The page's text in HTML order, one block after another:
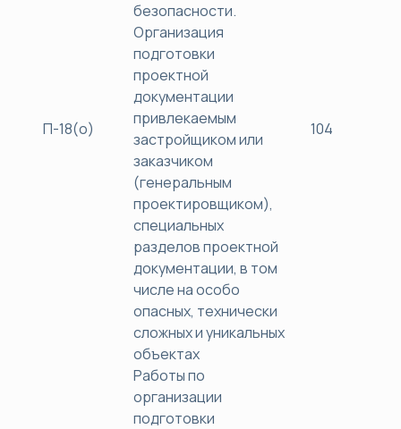
П-18(о)
безопасности.
Организация
подготовки
проектной
документации
привлекаемым
застройщиком или
заказчиком
(генеральным
проектировщиком),
специальных
разделов проектной
документации, в том
числе на особо
опасных, технически
сложных и уникальных
объектах
104
Работы по
организации
подготовки